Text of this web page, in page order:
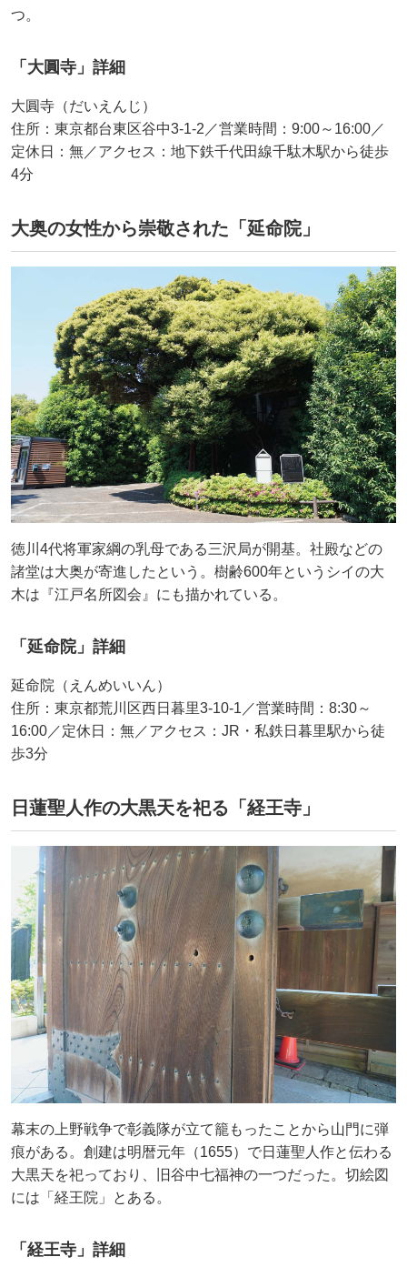
つ。
「大圓寺」詳細
大圓寺（だいえんじ）
住所：東京都台東区谷中3-1-2／営業時間：9:00～16:00／
定休日：無／アクセス：地下鉄千代田線千駄木駅から徒歩
4分
大奥の女性から崇敬された「延命院」
徳川4代将軍家綱の乳母である三沢局が開基。社殿などの
諸堂は大奥が寄進したという。樹齢600年というシイの大
木は『江戸名所図会』にも描かれている。
「延命院」詳細
延命院（えんめいいん）
住所：東京都荒川区西日暮里3-10-1／営業時間：8:30～
16:00／定休日：無／アクセス：JR・私鉄日暮里駅から徒
歩3分
日蓮聖人作の大黒天を祀る「経王寺」
幕末の上野戦争で彰義隊が立て籠もったことから山門に弾
痕がある。創建は明暦元年（1655）で日蓮聖人作と伝わる
大黒天を祀っており、旧谷中七福神の一つだった。切絵図
には「経王院」とある。
「経王寺」詳細